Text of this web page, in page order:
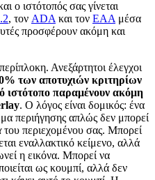
ο ιστότοπός σας γίνεται
, τον ADAκαι τον EAAμέσα
προσφέρουν ακόμη και
Ανεξάρτητοι έλεγχοι
των αποτυχιών κριτηρίων
ιστότοπο παραμένουν ακόμη
. Ο λόγος είναι δομικός: ένα
περιήγησης απλώς δεν μπορεί
του περιεχομένου σας. Μπορεί
εναλλακτικό κείμενο, αλλά
η εικόνα. Μπορεί να
ως κουμπί, αλλά δεν